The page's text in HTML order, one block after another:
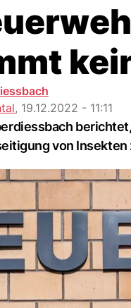
, 19.12.2022 - 11:11
von Insekten